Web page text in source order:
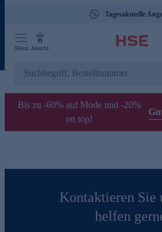
Tagesaktuelle
Menü Ansicht
Bis zu -60% auf Mode und -20%
on top!
Kontaktieren Sie
helfen